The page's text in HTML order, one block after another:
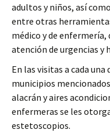
adultos y niños, así
entre otras
médico y de
atención de urgencias y
En las visitas a cada
municipios
alacrán y aires
enfermeras se les
estetoscopios.